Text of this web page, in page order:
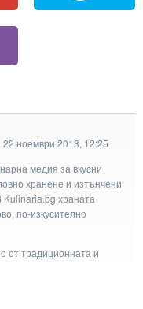
22 ноември 2013, 12:25
медия за вкусни
хранене и изтънчени
храната
по-изкусително
от традиционната и